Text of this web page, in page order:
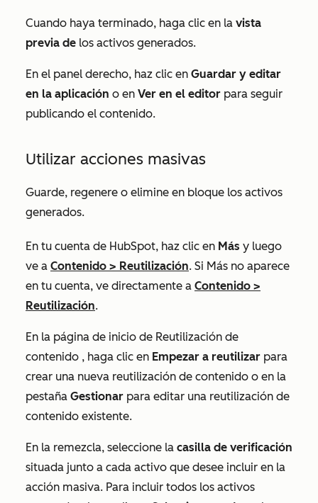
Cuando haya terminado, haga clic en la vista
previa de los activos generados.
En el panel derecho, haz clic en Guardar y editar
en la aplicación o en Ver en el editor para seguir
publicando el contenido.
Utilizar acciones masivas
Guarde, regenere o elimine en bloque los activos
generados.
En tu cuenta de HubSpot, haz clic en Más y luego
ve a Contenido > Reutilización. Si Más no aparece
en tu cuenta, ve directamente a Contenido >
Reutilización.
En la página de inicio de Reutilización de
contenido , haga clic en Empezar a reutilizar para
crear una nueva reutilización de contenido o en la
pestaña Gestionar para editar una reutilización de
contenido existente.
En la remezcla, seleccione la casilla de verificación
situada junto a cada activo que desee incluir en la
acción masiva. Para incluir todos los activos